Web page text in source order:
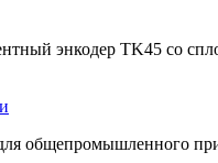
энкодер TK45 со
общепромышленного